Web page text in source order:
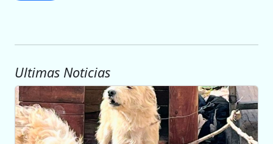
Ultimas Noticias